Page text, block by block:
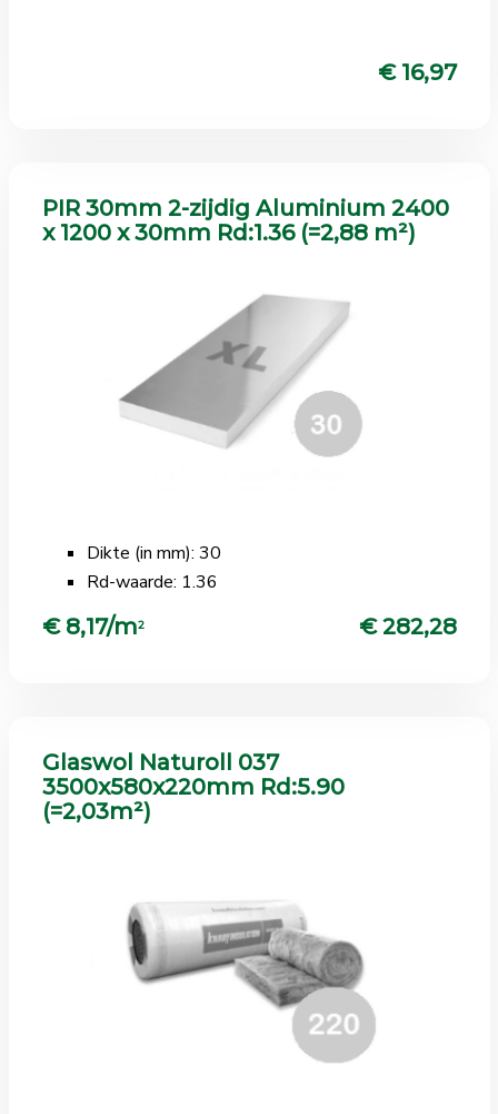
€ 16,97
PIR 30mm 2-zijdig Aluminium 2400
x 1200 x 30mm Rd:1.36 (=2,88 m²)
Dikte (in mm): 30
Rd-waarde: 1.36
€ 8,17/m2 € 282,28
Glaswol Naturoll 037
3500x580x220mm Rd:5.90
(=2,03m²)